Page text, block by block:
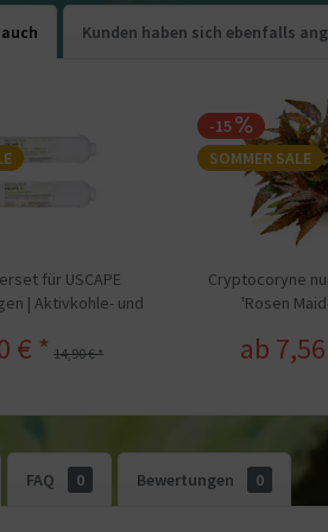
Kunden haben sich ebenfalls
für USCAPE
| Aktivkohle- und
€ * 14,90 € *
-15
SOMMER SALE
Cryptocoryne
'Rosen
ab
FAQ 0 Bewertungen 0